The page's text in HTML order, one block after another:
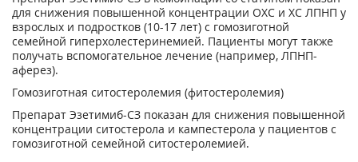
для снижения повышенной концентрации ОХС и ХС ЛПНП у
взрослых и подростков (10-17 лет) с гомозиготной
семейной гиперхолестеринемией. Пациенты могут также
получать вспомогательное лечение (например, ЛПНП-
аферез).
Гомозиготная ситостеролемия (фитостеролемия)
Препарат Эзетимиб-СЗ показан для снижения повышенной
концентрации ситостерола и кампестерола у пациентов с
гомозиготной семейной ситостеролемией.